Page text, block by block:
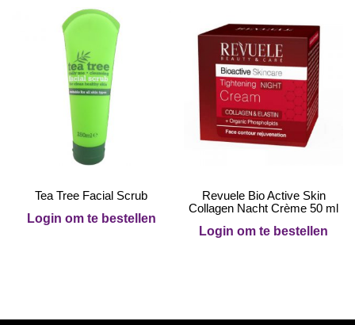
Tea Tree Facial Scrub
Login om te bestellen
Revuele Bio Active Skin
Collagen Nacht Crème 50 ml
Login om te bestellen